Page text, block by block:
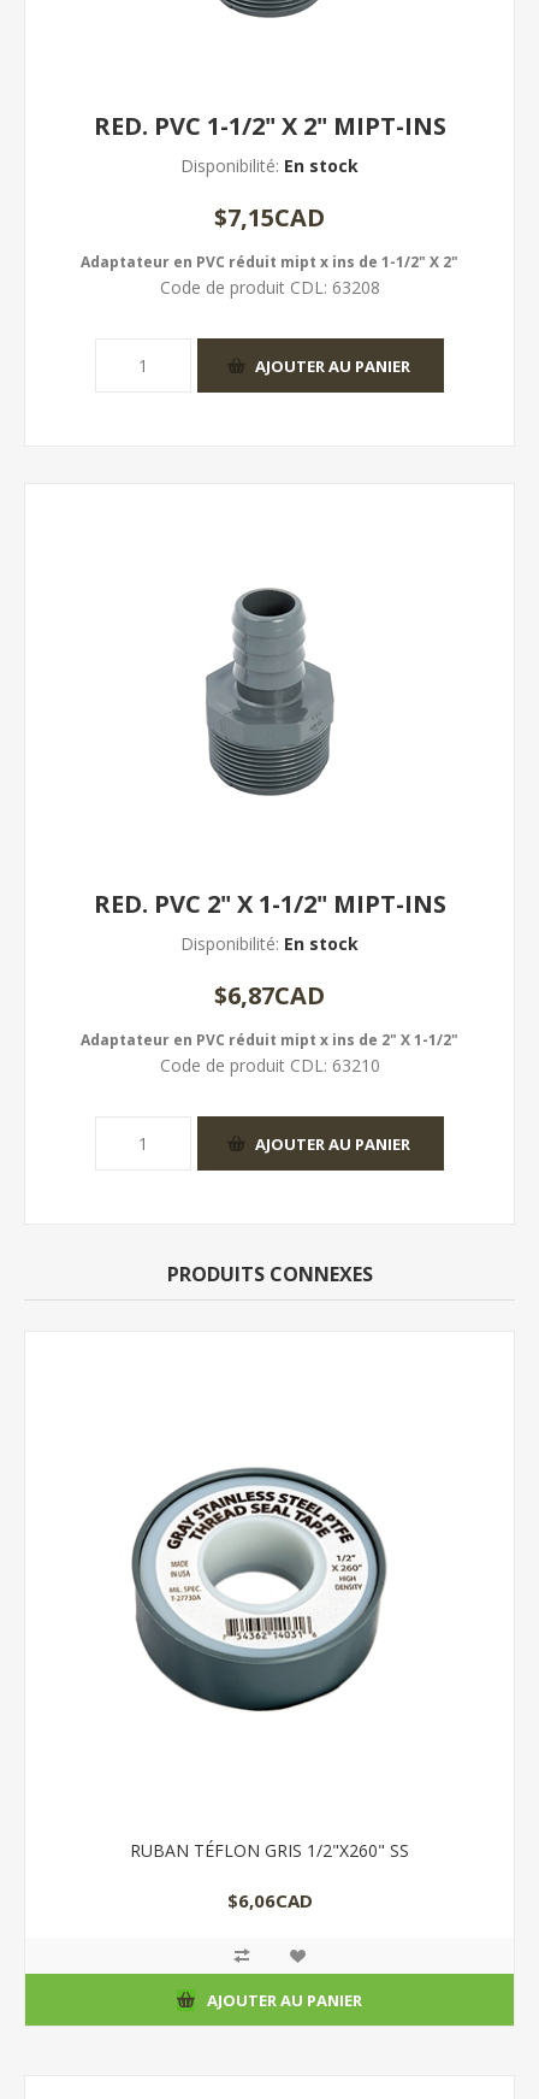
RED. PVC 1-1/2" X 2" MIPT-INS
Disponibilité: En stock
$7,15CAD
Adaptateur en PVC réduit mipt x ins de 1-1/2" X 2"
Code de produit CDL: 63208
RED. PVC 2" X 1-1/2" MIPT-INS
Disponibilité: En stock
$6,87CAD
Adaptateur en PVC réduit mipt x ins de 2" X 1-1/2"
Code de produit CDL: 63210
PRODUITS CONNEXES
RUBAN TÉFLON GRIS 1/2"X260" SS
$6,06CAD
AJOUTER AU PANIER